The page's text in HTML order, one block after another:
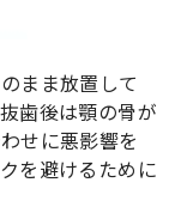
まま放置して
歯後は顎の骨が
せに悪影響を
を避けるために